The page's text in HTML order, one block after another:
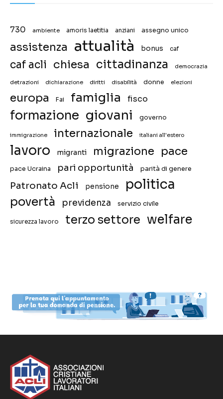
730 ambiente amoris laetitia anziani assegno unico
assistenza attualità bonus caf
caf acli chiesa cittadinanza democrazia
detrazioni dichiarazione diritti disabilità donne elezioni
europa Fai famiglia fisco
formazione giovani governo
immigrazione internazionale italiani all'estero
lavoro migranti migrazione pace
pace Ucraina pari opportunità parità di genere
Patronato Acli pensione politica
povertà previdenza servizio civile
sicurezza lavoro terzo settore welfare